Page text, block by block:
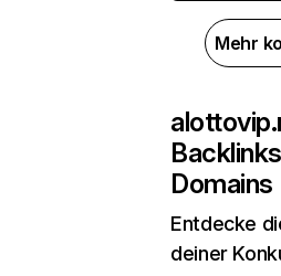
Mehr
Domains
Entdecke
deiner